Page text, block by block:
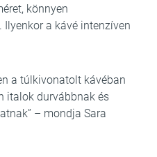
könnyen
a kávé intenzíven
a túlkivonatolt kávéban
italok durvábbnak és
– mondja Sara